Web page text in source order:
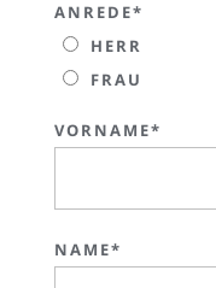
ANREDE*
HERR
FRAU
VORNAME*
NAME*